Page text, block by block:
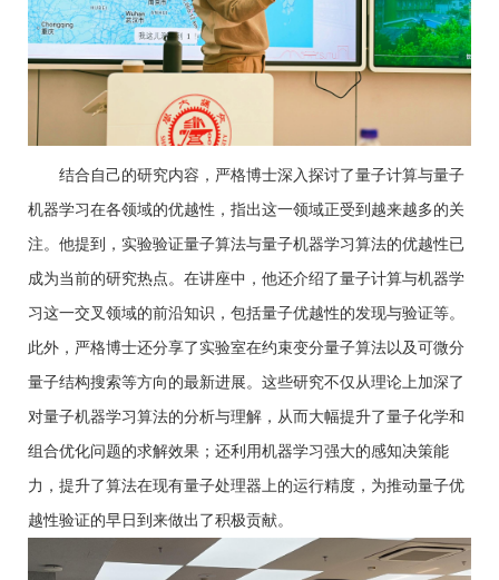
结合自己的研究内容，严格博士深入探讨了量子计算与量子
机器学习在各领域的优越性，指出这一领域正受到越来越多的关
注。他提到，实验验证量子算法与量子机器学习算法的优越性已
成为当前的研究热点。在讲座中，他还介绍了量子计算与机器学
习这一交叉领域的前沿知识，包括量子优越性的发现与验证等。
此外，严格博士还分享了实验室在约束变分量子算法以及可微分
量子结构搜索等方向的最新进展。这些研究不仅从理论上加深了
对量子机器学习算法的分析与理解，从而大幅提升了量子化学和
组合优化问题的求解效果；还利用机器学习强大的感知决策能
力，提升了算法在现有量子处理器上的运行精度，为推动量子优
越性验证的早日到来做出了积极贡献。